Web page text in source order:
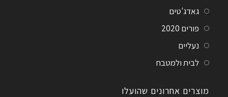
גאדג'טים
פורים 2020
נעליים
לבית ולמטבח
מוצרים אחרונים שהועלו